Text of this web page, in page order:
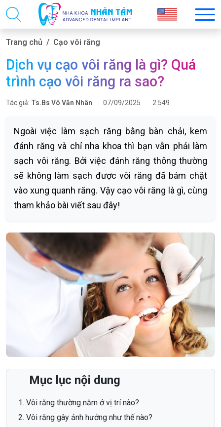
Trang chủ Cạo vôi răng
Dịch vụ cạo vôi răng là gì? Quá
trình cạo vôi răng ra sao?
Tác giả: Ts.Bs Võ Văn Nhân 07/09/2025 2.549
Ngoài việc làm sạch răng bằng bàn chải, kem
đánh răng và chỉ nha khoa thì bạn vẫn phải làm
sạch vôi răng. Bởi việc đánh răng thông thường
sẽ không làm sạch được vôi răng đã bám chặt
vào xung quanh răng. Vậy cạo vôi răng là gì, cùng
tham khảo bài viết sau đây!
Mục lục nội dung
Vôi răng thường nằm ở vị trí nào?
Vôi răng gây ảnh hưởng như thế nào?